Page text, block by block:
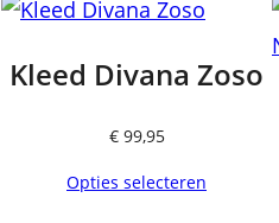
op
productpagina
variaties.
optie
worden
Kleed Divana Zoso
€99,95
Opties selecteren